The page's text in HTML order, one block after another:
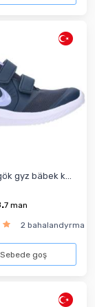
gyz bäbek k...
7 man
2 bahalandyrma
Sebede goş